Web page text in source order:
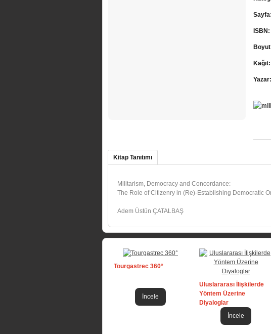
Sayfa:
ISBN:
Kağıt:
Yazar:
Kitap Tanıtımı
Militarism, Democracy and Concordance:
The Role of Citizenry in (Re)-Establishing Democratic
Adem Üstün ÇATALBAŞ
Tourgastrec 360°
İncele
Uluslararası İlişkilerde
Yöntem Üzerine
Diyaloglar
İncele